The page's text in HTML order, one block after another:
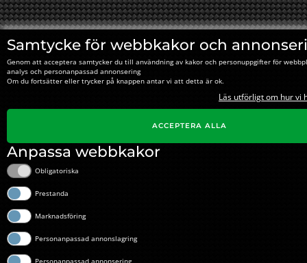
Samtycke för webbkakor och
Genom att acceptera samtycker du till användning av kakor och personuppgifter för
analys och personanpassad annonsering
Om du fortsätter eller trycker på knappen antar vi att detta är ok.
Läs utförligt om hur vi
ACCEPTERA ALLA
Anpassa webbkakor
Obligatoriska
Prestanda
Marknadsföring
Personanpassad annonslagring